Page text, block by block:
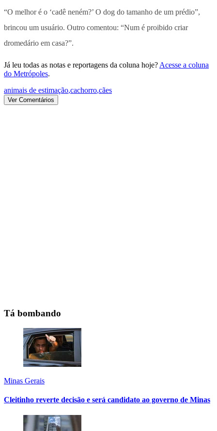
“O melhor é o ‘cadê neném?’ O dog do tamanho de um prédio”,
brincou um usuário. Outro comentou: “Num é proibido criar
dromedário em casa?”.
Já leu todas as notas e reportagens da coluna hoje? Acesse a coluna
do Metrópoles.
animais de estimação,cachorro,cães
Ver Comentários
Tá bombando
Minas Gerais
Cleitinho reverte decisão e será candidato ao governo de Minas